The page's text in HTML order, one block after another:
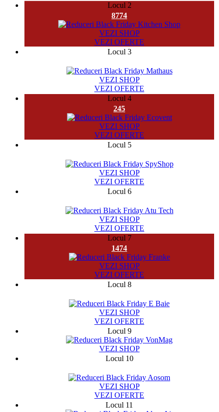
Locul 2
8774
VEZI SHOP
VEZI OFERTE
Locul 3
VEZI SHOP
VEZI OFERTE
Locul 4
245
VEZI SHOP
VEZI OFERTE
Locul 5
VEZI SHOP
VEZI OFERTE
Locul 6
VEZI SHOP
VEZI OFERTE
Locul 7
1474
VEZI SHOP
VEZI OFERTE
Locul 8
VEZI SHOP
VEZI OFERTE
Locul 9
VEZI SHOP
Locul 10
VEZI SHOP
VEZI OFERTE
Locul 11